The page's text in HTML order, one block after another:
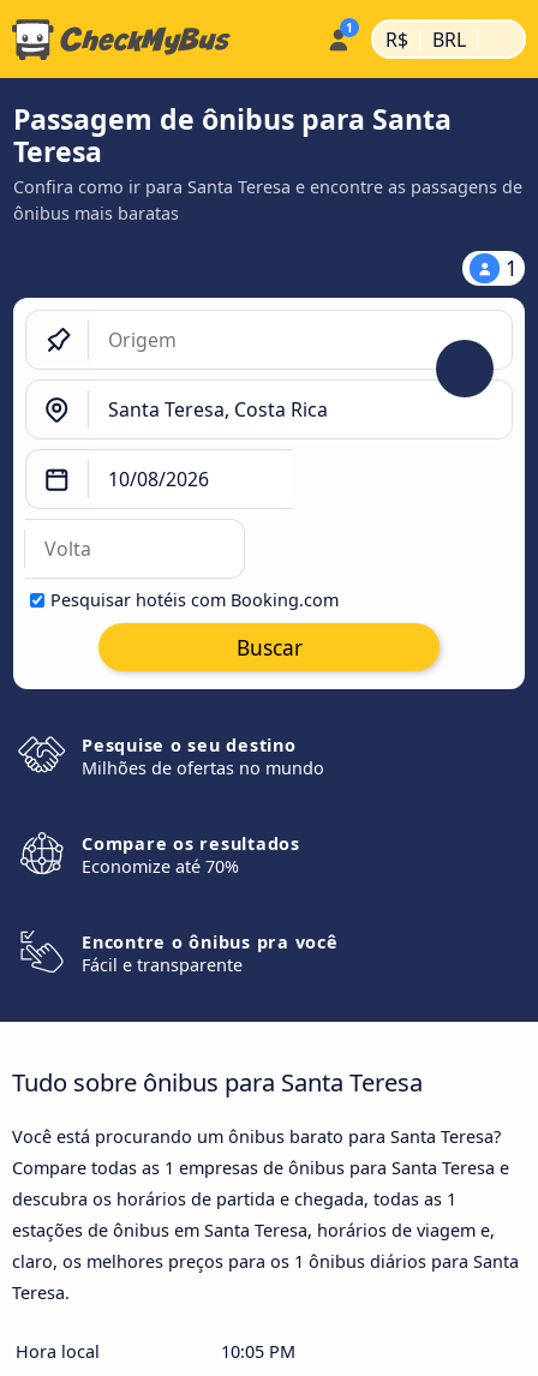
R$ | BRL |
Passagem de ônibus para Santa
Teresa
Confira como ir para Santa Teresa e encontre as passagens de
ônibus mais baratas
1
Pesquisar hotéis com Booking.com
Buscar
Pesquise o seu destino
Milhões de ofertas no mundo
Compare os resultados
Economize até 70%
Encontre o ônibus pra você
Fácil e transparente
Tudo sobre ônibus para Santa Teresa
Você está procurando um ônibus barato para Santa Teresa?
Compare todas as 1 empresas de ônibus para Santa Teresa e
descubra os horários de partida e chegada, todas as 1
estações de ônibus em Santa Teresa, horários de viagem e,
claro, os melhores preços para os 1 ônibus diários para Santa
Teresa.
Hora local
10:05 PM